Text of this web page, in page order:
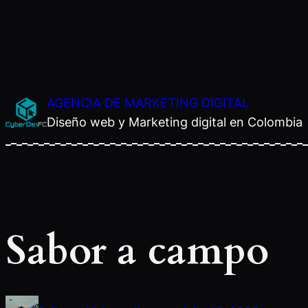
contenido
AGENCIA DE MARKETING DIGITAL
Diseño web y Marketing digital en Colombia
Sabor a campo